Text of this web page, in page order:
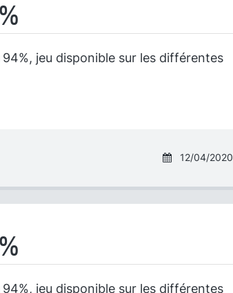
jeu disponible sur les différentes
12/04/2020
jeu disponible sur les différentes